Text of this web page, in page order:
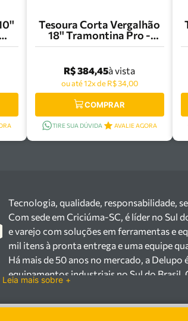
Tesoura Corta Vergalhão
18'' Tramontina Pro -
44034/018
R$ 384,45à vista
ou até 12x de R$ 34,00
COMPRAR
TIRE SUA DÚVIDA AVALIE AGORA
Tecnologia, qualidade, responsabilidade,
Com sede em Criciúma-SC, é líder no Sul
e varejo com soluções em ferramentas e
mil itens à pronta entrega e uma equipe
Há mais de 50 anos no mercado, a Delupo
equipamentos industriais no Sul do Brasil.
Trabalhamos com mais de 200
Leia mais sobre +